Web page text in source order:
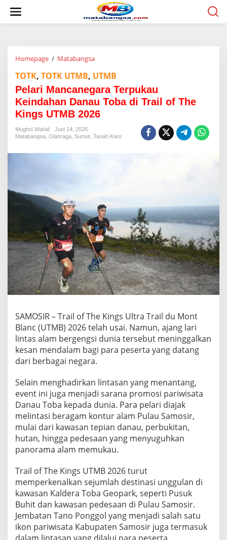
w
Homepage / Matabangsa
l
a
r
i
M
c
a
T
e
r
p
u
k
a
u
K
e
n
d
a
h
a
n
a
u
T
o
a
d
T
r
i
l
o
f
T
TOTK, TOTK UTMB, UTMB
Pelari Mancanegara Terpukau
Keindahan Danau Toba di Trail of The
Kings UTMB 2026
Mughni Wahid
Juni 14, 2026
Matabangsa Olahraga Sumut Tanah Karo
SAMOSIR – Trail of The Kings Ultra Trail du Mont
Blanc (UTMB) 2026 telah usai. Namun, ajang lari
lintas alam bergengsi dunia tersebut meninggalkan
kesan mendalam bagi para peserta yang datang
dari berbagai negara.
Selain menghadirkan lintasan yang menantang,
event ini juga menjadi sarana promosi pariwisata
Danau Toba kepada dunia. Para pelari diajak
melintasi beragam kontur alam Pulau Samosir,
mulai dari kawasan tepian danau, perbukitan,
hutan, hingga pedesaan yang menyuguhkan
panorama alam memukau.
Trail of The Kings UTMB 2026 turut
memperkenalkan sejumlah destinasi unggulan di
kawasan Kaldera Toba Geopark, seperti Pusuk
Buhit dan kawasan pedesaan di Pulau Samosir.
Jembatan Tano Ponggol yang menjadi salah satu
ikon pariwisata Kabupaten Samosir juga termasuk